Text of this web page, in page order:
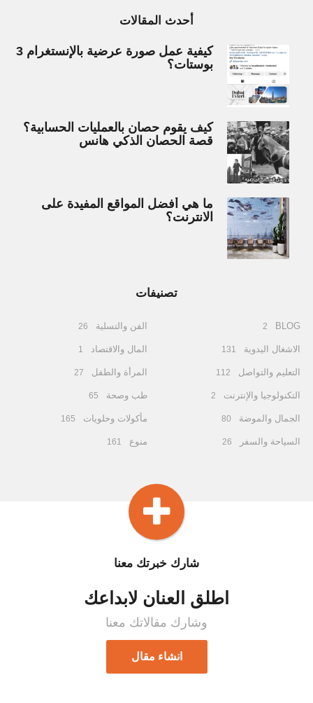
أحدث المقالات
كيفية عمل صورة عرضية بالإنستغرام 3
بوستات؟
كيف يقوم حصان بالعمليات الحسابية؟
قصة الحصان الذكي هانس
ما هي أفضل المواقع المفيدة على
الانترنت؟
تصنيفات
BLOG
2
الاشغال اليدوية 131
التعليم والتواصل 112
التكنولوجيا والإنترنت 2
الجمال والموضة 80
السياحة والسفر 26
الفن والتسلية 26
المال والاقتصاد 1
المرأة والطفل 27
طب وصحة 65
مأكولات وحلويات 165
منوع 161
شارك خبرتك معنا
اطلق العنان لابداعك
وشارك مقالاتك معنا
انشاء مقال